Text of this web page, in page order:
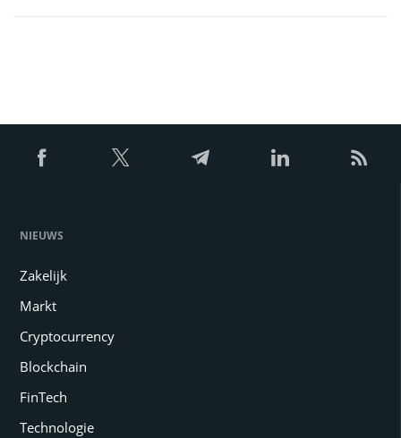
NIEUWS
Zakelijk
Markt
Cryptocurrency
Blockchain
FinTech
Technologie